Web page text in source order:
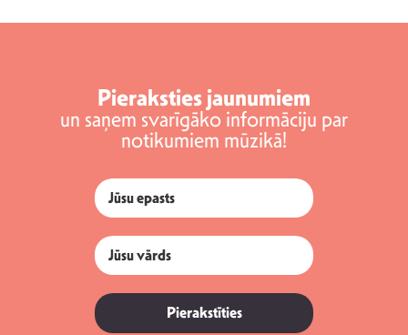
Pieraksties jaunumiem
un saņem svarīgāko informāciju par
notikumiem mūzikā!
Pierakstīties